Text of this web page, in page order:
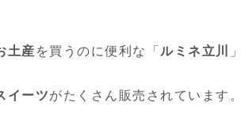
土産 を買うのに便利な「 ルミネ 立川
イーツがたくさん販売されています。